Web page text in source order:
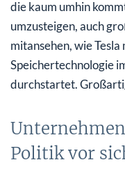
die kaum umhin
umzusteigen, auch
mitansehen, wie
Speichertechnologie
durchstartet.
Politik vor